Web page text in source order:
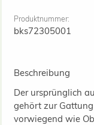
Produktnummer:
bks72305001
Beschreibung
Der ursprünglich
gehört zur
vorwiegend wie